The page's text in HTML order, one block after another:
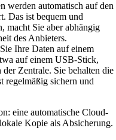
werden automatisch auf den
Das ist bequem und
macht Sie aber abhängig
des Anbieters.
Ihre Daten auf einem
auf einem USB-Stick,
Zentrale. Sie behalten die
regelmäßig sichern und
eine automatische Cloud-
Kopie als Absicherung.